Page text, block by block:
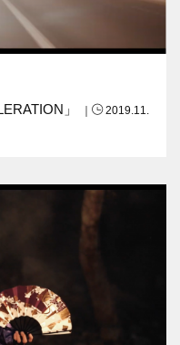
」
2019.11.